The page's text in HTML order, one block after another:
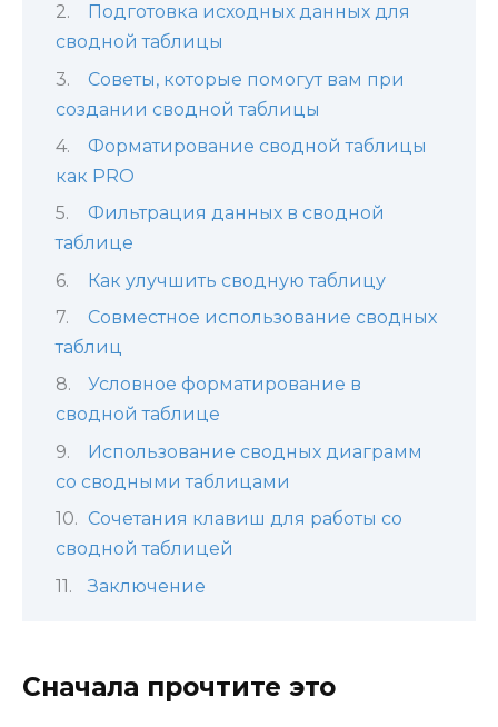
Подготовка исходных данных для
сводной таблицы
Советы, которые помогут вам при
создании сводной таблицы
Форматирование сводной таблицы
как PRO
Фильтрация данных в сводной
таблице
Как улучшить сводную таблицу
Совместное использование сводных
таблиц
Условное форматирование в
сводной таблице
Использование сводных диаграмм
со сводными таблицами
Сочетания клавиш для работы со
сводной таблицей
Заключение
Сначала прочтите это